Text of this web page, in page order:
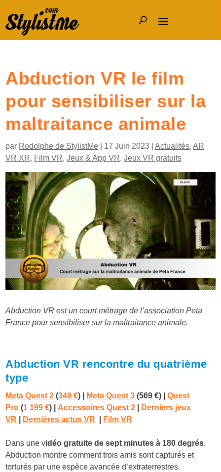
Abduction VR le film
pour sensibiliser sur la
maltraitance animale
par Rodolphe de StylistMe 17 Juin 2023 |Actualités,AR
VR XR, Film VR,Jeux & App VR,Jeux VR gratuits
Abduction VR est un court métrage de l’association Peta
France pour sensibiliser sur la maltraitance animale.
Abduction VR rencontre du quatrième
type
Meta Quest 2 (349 €) Meta Quest 3 (569 €) |Quest
Pro (1 199 €) | Accessoires Quest 2
Derniers jeux
VR
Dernières actus VR Film VR
Dans une vidéo gratuite de sept minutes à 180 degrés,
Abduction montre comment trois amis sont capturés et
torturés par une espèce avancée d’extraterrestres.